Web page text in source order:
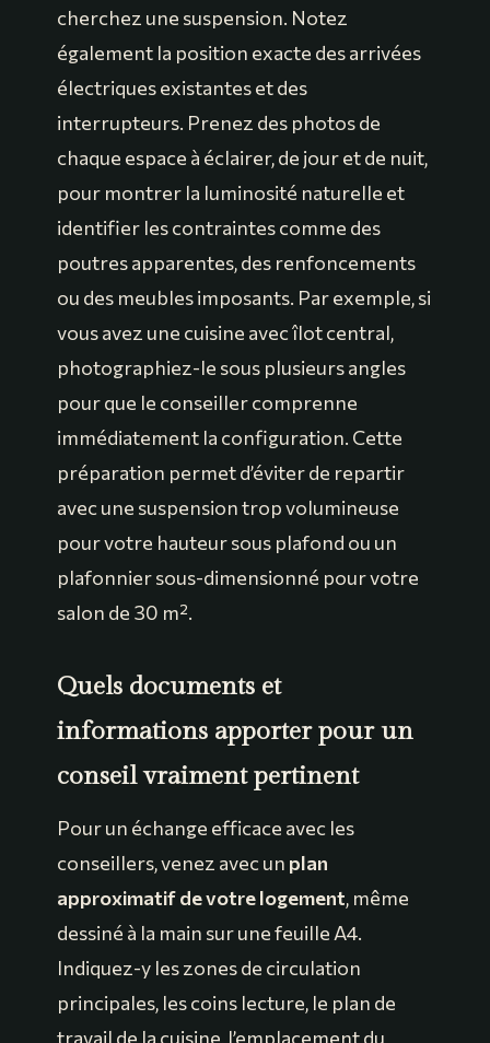
cherchez une suspension. Notez
également la position exacte des arrivées
électriques existantes et des
interrupteurs. Prenez des photos de
chaque espace à éclairer, de jour et de nuit,
pour montrer la luminosité naturelle et
identifier les contraintes comme des
poutres apparentes, des renfoncements
ou des meubles imposants. Par exemple, si
vous avez une cuisine avec îlot central,
photographiez-le sous plusieurs angles
pour que le conseiller comprenne
immédiatement la configuration. Cette
préparation permet d’éviter de repartir
avec une suspension trop volumineuse
pour votre hauteur sous plafond ou un
plafonnier sous-dimensionné pour votre
salon de 30 m².
Quels documents et
informations apporter pour un
conseil vraiment pertinent
Pour un échange efficace avec les
conseillers, venez avec un plan
approximatif de votre logement, même
dessiné à la main sur une feuille A4.
Indiquez-y les zones de circulation
principales, les coins lecture, le plan de
travail de la cuisine, l’emplacement du